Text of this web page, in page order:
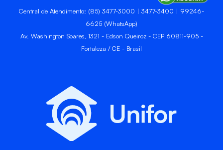
Central de Atendimento: (85) 3477-3000 | 3477-3400 | 99246-
6625 (WhatsApp)
Av. Washington Soares, 1321 - Edson Queiroz - CEP 60811-905 -
Fortaleza / CE - Brasil